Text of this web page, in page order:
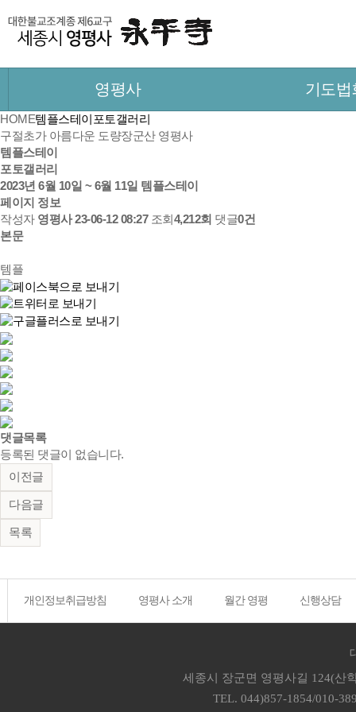
영평사 기도법
HOME템플스테이 포토갤러리
구절초가 아름다운 도량장군산 영평사
템플스테이
포토갤러리
2023년 6월 10일 ~ 6월 11일 템플스테이
페이지 정보
작성자 영평사 23-06-12 08:27조회 4,212회 댓글0건
본문
템플
댓글목록
등록된 댓글이 없습니다.
이전글
다음글
목록
개인정보취급방침 영평사 소개 월간 영평 신행상담
세종시 장군면 영평사길 124(산
TEL. 044)857-1854/010-